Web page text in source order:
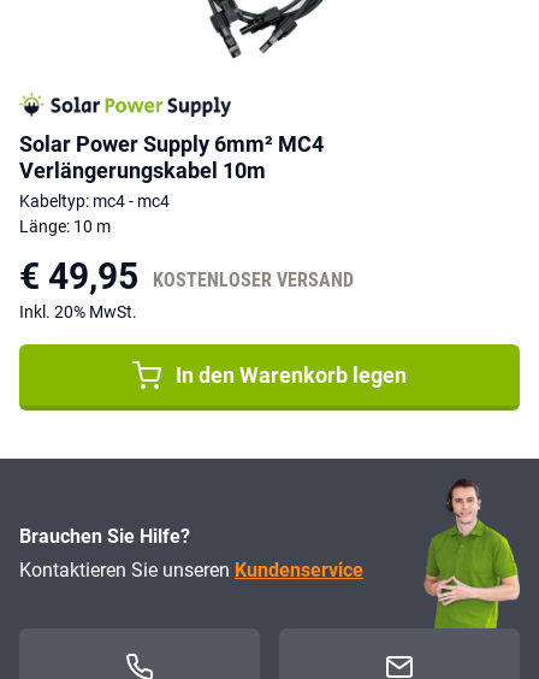
Solar Power Supply 6mm² MC4
Verlängerungskabel 10m
Kabeltyp: mc4 - mc4
Länge: 10 m
€ 49,95 KOSTENLOSER VERSAND
Inkl. 20% MwSt.
In den Warenkorb legen
Brauchen Sie Hilfe?
Kontaktieren Sie unseren Kundenservice